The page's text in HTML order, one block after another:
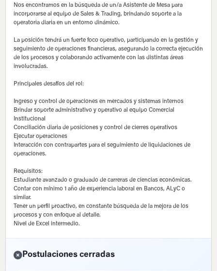
Nos encontramos en la búsqueda de un/a Asistente de Mesa para
incorporarse al equipo de Sales & Trading, brindando soporte a la
operatoria diaria en un entorno dinámico.
La posición tendrá un fuerte foco operativo, participando en la gestión y
seguimiento de operaciones financieras, asegurando la correcta ejecución
de los procesos y colaborando activamente con las distintas áreas
involucradas.
Principales desafíos del rol:
Ingreso y control de operaciones en mercados y sistemas internos
Brindar soporte administrativo y operativo al equipo Comercial
Institucional
Conciliación diaria de posiciones y control de cierres operativos
Ejecutar operaciones
Interacción con contrapartes para el seguimiento de liquidaciones de
operaciones.
Requisitos:
Estudiante avanzado o graduado de carreras de ciencias económicas.
Contar con mínimo 1 año de experiencia laboral en Bancos, ALyC o
similar.
Tener un perfil proactivo, en constante búsqueda de la mejora de los
procesos y con enfoque al detalle.
Nivel de Excel intermedio.
Postulaciones cerradas